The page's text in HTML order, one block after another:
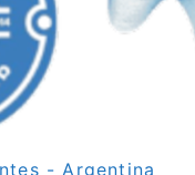
- Argentina